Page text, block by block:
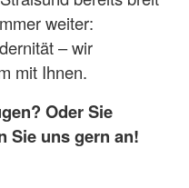
weiter:
– wir
mit Ihnen.
Oder Sie
Sie uns gern an!